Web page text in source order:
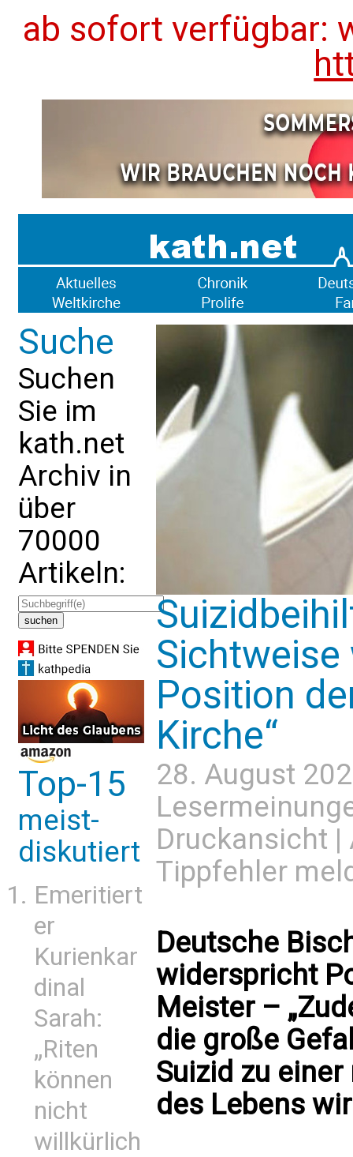
ab sofort verfügbar:
Suche
Suchen
Sie im
kath.net
Archiv in
über
70000
Artikeln:
Top-15
meist-
diskutiert
Emeritiert
er
Kurienkar
dinal
Sarah:
„Riten
können
nicht
willkürlich
Position
Kirche“
28. August
Druckansicht |
Tippfehler
Deutsche
widerspricht
Meister –
die große
Suizid zu
des Lebens